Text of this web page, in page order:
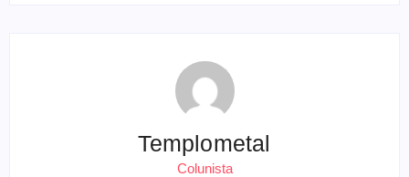
Templometal
Colunista